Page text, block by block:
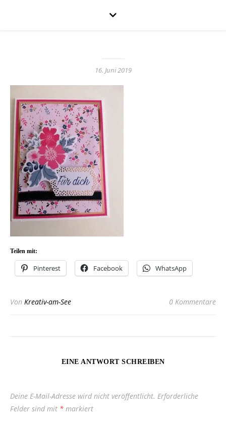
16. Juni 2019
Teilen mit:
Pinterest Facebook WhatsApp
Von Kreativ-am-See 0 Kommentare
EINE ANTWORT SCHREIBEN
Deine E-Mail-Adresse wird nicht veröffentlicht. Erforderliche
Felder sind mit * markiert